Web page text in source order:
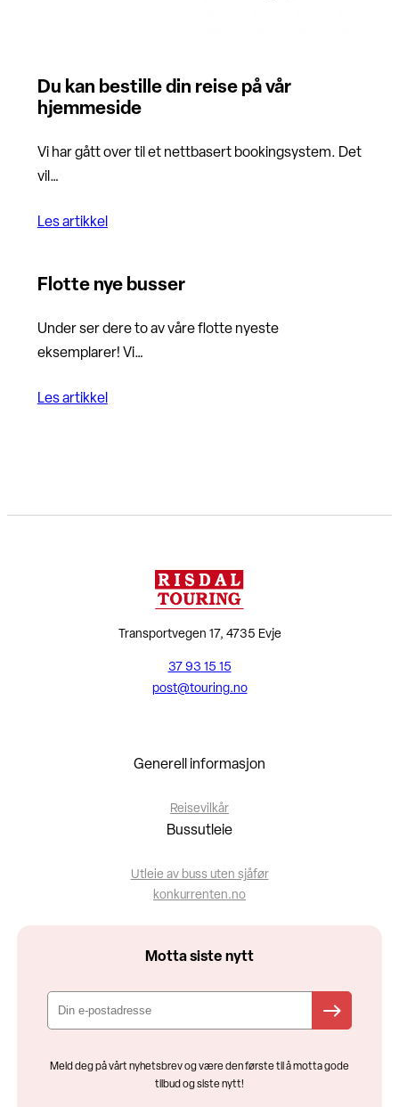
Du kan bestille din reise på vår
hjemmeside
Vi har gått over til et nettbasert bookingsystem. Det
vil…
Les artikkel
Flotte nye busser
Under ser dere to av våre flotte nyeste
eksemplarer! Vi…
Les artikkel
Transportvegen 17, 4735 Evje
37 93 15 15
post@touring.no
Generell informasjon
Reisevilkår
Bussutleie
Utleie av buss uten sjåfør
konkurrenten.no
Motta siste nytt
Meld deg på vårt nyhetsbrev og være den første til å motta gode
tilbud og siste nytt!